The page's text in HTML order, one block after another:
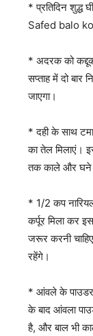
* प्रतिदिन शुद्ध
Safed balo ko
* अदरक को
सप्ताह में दो बार
जाएगा।
* दही के साथ
का तेल मिलाएं।
तक काले और घने
* 1/2 कप
कर्पूर मिला कर
जरूर करनी
रहेंगे।
* आंवले के पाउडर
के बाद आंवला
है, और बाल भी